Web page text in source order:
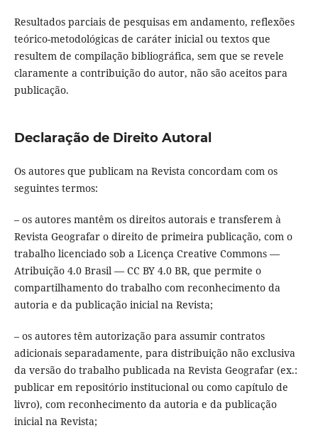
Resultados parciais de pesquisas em andamento, reflexões
teórico-metodológicas de caráter inicial ou textos que
resultem de compilação bibliográfica, sem que se revele
claramente a contribuição do autor, não são aceitos para
publicação.
Declaração de Direito Autoral
Os autores que publicam na Revista concordam com os
seguintes termos:
– os autores mantêm os direitos autorais e transferem à
Revista Geografar o direito de primeira publicação, com o
trabalho licenciado sob a Licença Creative Commons —
Atribuição 4.0 Brasil — CC BY 4.0 BR, que permite o
compartilhamento do trabalho com reconhecimento da
autoria e da publicação inicial na Revista;
– os autores têm autorização para assumir contratos
adicionais separadamente, para distribuição não exclusiva
da versão do trabalho publicada na Revista Geografar (ex.:
publicar em repositório institucional ou como capítulo de
livro), com reconhecimento da autoria e da publicação
inicial na Revista;